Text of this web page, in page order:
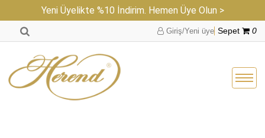
Yeni Üyelikte %10 İndirim. Hemen Üye Olun >
Giriş/Yeni üye Sepet 0